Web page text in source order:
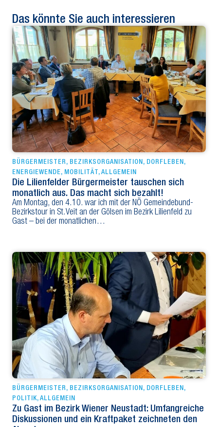
Das könnte Sie auch interessieren
BÜRGERMEISTER , BEZIRKSORGANISATION , DORFLEBEN ,
ENERGIEWENDE, MOBILITÄT, ALLGEMEIN
Die Lilienfelder Bürgermeister tauschen sich
monatlich aus. Das macht sich bezahlt!
Am Montag, den 4.10. war ich mit der NÖ Gemeindebund-
Bezirkstour in St.Veit an der Gölsen im Bezirk Lilienfeld zu
Gast – bei der monatlichen…
BÜRGERMEISTER , BEZIRKSORGANISATION , DORFLEBEN ,
POLITIK, ALLGEMEIN
Zu Gast im Bezirk Wiener Neustadt: Umfangreiche
Diskussionen und ein Kraftpaket zeichneten den